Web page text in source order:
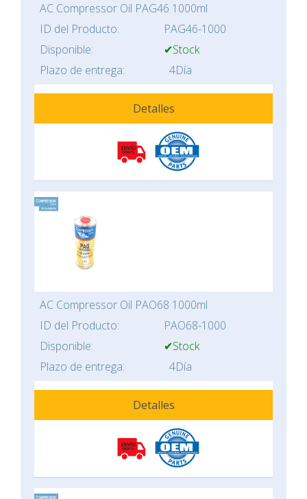
AC Compressor Oil PAG46 1000ml
ID del Producto:
PAG46-1000
Disponible:
✔Stock
Plazo de entrega:
4Día
Detalles
AC Compressor Oil PAO68 1000ml
ID del Producto:
PAO68-1000
Disponible:
✔Stock
Plazo de entrega:
4Día
Detalles